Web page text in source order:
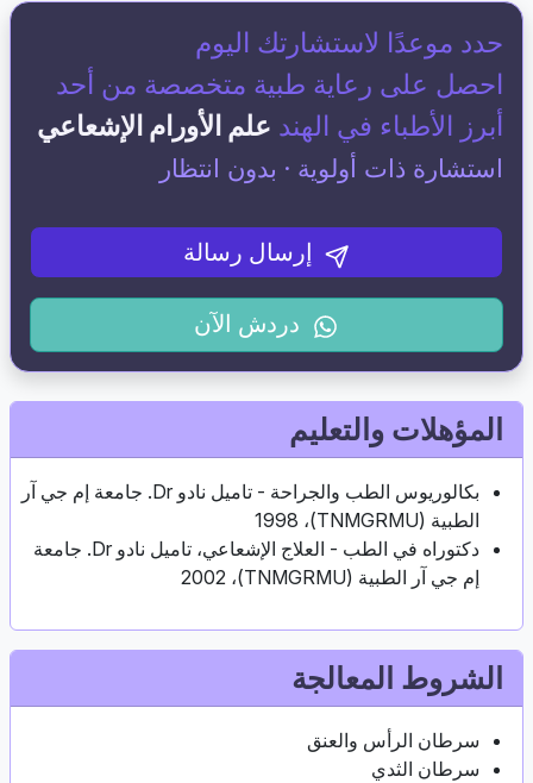
حدد موعدًا لاستشارتك اليوم
احصل على رعاية طبية متخصصة من أحد
أبرز الأطباء في الهند علم الأورام الإشعاعي
استشارة ذات أولوية · بدون انتظار
إرسال رسالة
دردش الآن
المؤهلات والتعليم
بكالوريوس الطب والجراحة - تاميل نادو Dr. جامعة إم جي آر
الطبية (TNMGRMU)، 1998
دكتوراه في الطب - العلاج الإشعاعي، تاميل نادو Dr. جامعة
إم جي آر الطبية (TNMGRMU)، 2002
الشروط المعالجة
سرطان الرأس والعنق
سرطان الثدي